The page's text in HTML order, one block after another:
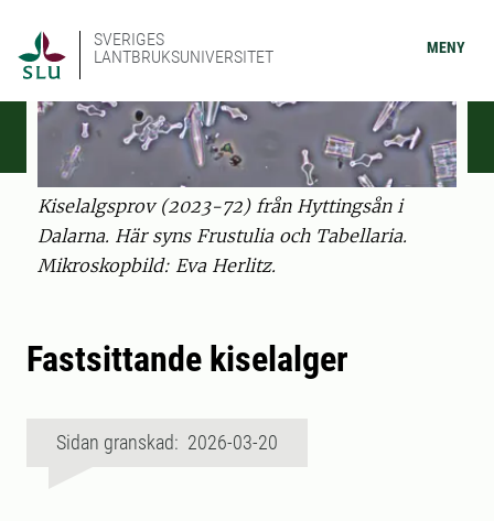
SVERIGES
LANTBRUKSUNIVERSITET
MENY
Kiselalgsprov (2023-72) från Hyttingsån i
Dalarna. Här syns Frustulia och Tabellaria.
Mikroskopbild: Eva Herlitz.
Fastsittande kiselalger
Sidan granskad: 2026-03-20